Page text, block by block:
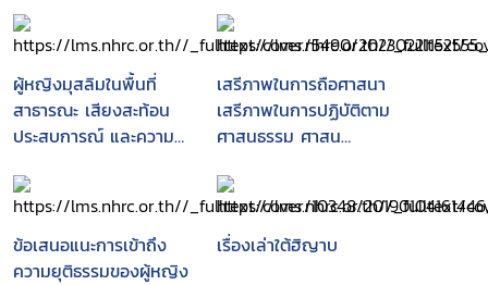
ผู้หญิงมุสลิมในพื้นที่
สาธารณะ เสียงสะท้อน
ประสบการณ์ และความ
เสรีภาพในการถือศาสนา
เสรีภาพในการปฏิบัติตาม
ศาสนธรรม ศาสน
ปฏิบัติที่ไม่เป็นธรรม
กรณีการห้ามสตรีที่นับถือ
ศาสนาอิสลามสวมฮิญาบ
ข้อเสนอแนะการเข้าถึง
ความยุติธรรมของผู้หญิง
เรื่องเล่าใต้ฮิญาบ